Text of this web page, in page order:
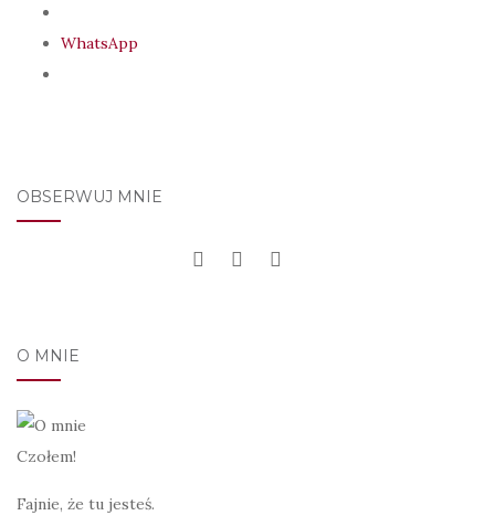
WhatsApp
OBSERWUJ MNIE
O MNIE
Czołem!
Fajnie, że tu jesteś.